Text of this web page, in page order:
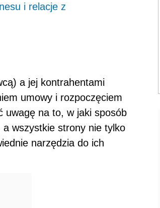
i relacje z
a jej kontrahentami
umowy i rozpoczęciem
uwagę na to, w jaki sposób
a wszystkie strony nie tylko
narzędzia do ich